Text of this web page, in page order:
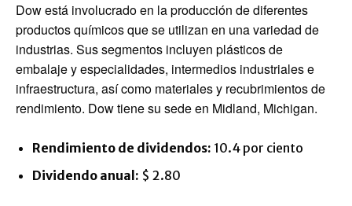
Dow está involucrado en la producción de diferentes
productos químicos que se utilizan en una variedad de
industrias. Sus segmentos incluyen plásticos de
embalaje y especialidades, intermedios industriales e
infraestructura, así como materiales y recubrimientos de
rendimiento. Dow tiene su sede en Midland, Michigan.
Rendimiento de dividendos: 10.4 por ciento
Dividendo anual: $ 2.80